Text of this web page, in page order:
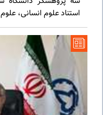
استناد علوم انسانی،